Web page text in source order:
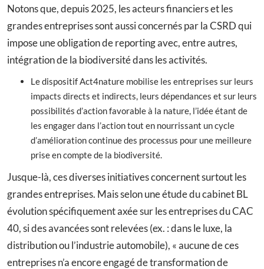
Notons que, depuis 2025, les acteurs financiers et les
grandes entreprises sont aussi concernés par la CSRD qui
impose une obligation de reporting avec, entre autres,
intégration de la biodiversité dans les activités.
Le dispositif Act4nature mobilise les entreprises sur leurs
impacts directs et indirects, leurs dépendances et sur leurs
possibilités d’action favorable à la nature, l’idée étant de
les engager dans l’action tout en nourrissant un cycle
d’amélioration continue des processus pour une meilleure
prise en compte de la biodiversité.
Jusque-là, ces diverses initiatives concernent surtout les
grandes entreprises. Mais selon une étude du cabinet BL
évolution spécifiquement axée sur les entreprises du CAC
40, si des avancées sont relevées (ex. : dans le luxe, la
distribution ou l’industrie automobile), « aucune de ces
entreprises n’a encore engagé de transformation de